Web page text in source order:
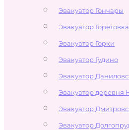
Эвакуатор Гончары
Эвакуатор Горетовка
Эвакуатор Горки
Эвакуатор Гудино
Эвакуатор
Эвакуатор деревня
Эвакуатор
Эвакуатор